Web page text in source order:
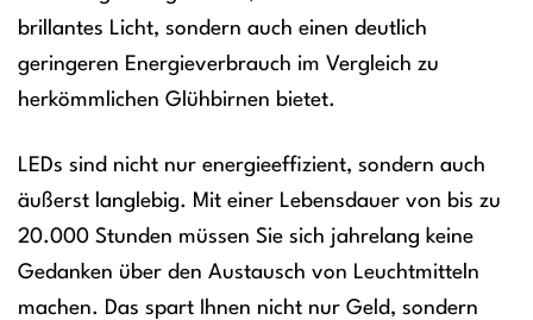
brillantes Licht, sondern auch einen deutlich
geringeren Energieverbrauch im Vergleich zu
herkömmlichen Glühbirnen bietet.
LEDs sind nicht nur energieeffizient, sondern auch
äußerst langlebig. Mit einer Lebensdauer von bis zu
20.000 Stunden müssen Sie sich jahrelang keine
Gedanken über den Austausch von Leuchtmitteln
machen. Das spart Ihnen nicht nur Geld, sondern